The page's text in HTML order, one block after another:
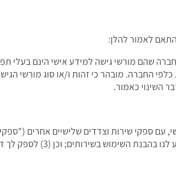
לאמור להלן:
שהם מורשי גישה למידע אישי הינם בעלי
כלפי החברה. מובהר כי זהות ו/או סוג מורשי
השינוי כאמור.
השירותים ו/או להפעיל